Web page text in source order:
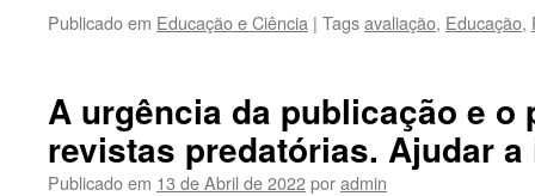
Publicado em Educação e Ciência | Tagsavaliação, Educação,
A urgência da publicação e o
revistas predatórias. Ajudar
Publicado em 13 de Abril de 2022poradmin